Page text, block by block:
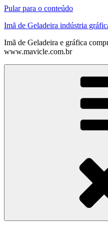
Pular para o conteúdo
Imã de Geladeira indústria
Imã de Geladeira e gráfica
www.mavicle.com.br